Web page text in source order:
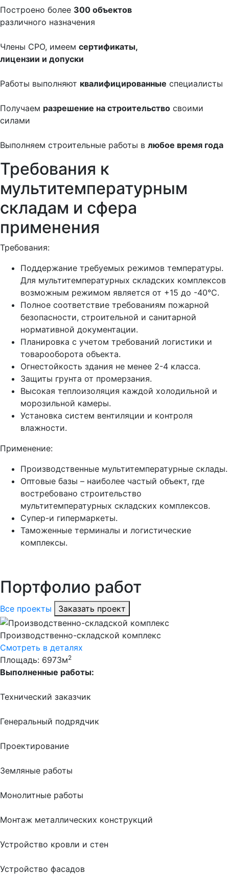
Построено более 300 объектов
различного назначения
Члены СРО, имеем сертификаты,
лицензии и допуски
Работы выполняют квалифицированные специалисты
Получаем разрешение на строительство своими
силами
Выполняем строительные работы в любое время года
Требования к
мультитемпературным
складам и сфера
применения
Требования:
Поддержание требуемых режимов температуры.
Для мультитемпературных складских комплексов
возможным режимом является от +15 до -40°С.
Полное соответствие требованиям пожарной
безопасности, строительной и санитарной
нормативной документации.
Планировка с учетом требований логистики и
товарооборота объекта.
Огнестойкость здания не менее 2-4 класса.
Защиты грунта от промерзания.
Высокая теплоизоляция каждой холодильной и
морозильной камеры.
Установка систем вентиляции и контроля
влажности.
Применение:
Производственные мультитемпературные склады.
Оптовые базы – наиболее частый объект, где
востребовано строительство
мультитемпературных складских комплексов.
Супер-и гипермаркеты.
Таможенные терминалы и логистические
комплексы.
Портфолио работ
Все проекты Заказать проект
Производственно-складской комплекс
Смотреть в деталях
Площадь: 6973м2
Выполненные работы:
Технический заказчик
Генеральный подрядчик
Проектирование
Земляные работы
Монолитные работы
Монтаж металлических конструкций
Устройство кровли и стен
Устройство фасадов